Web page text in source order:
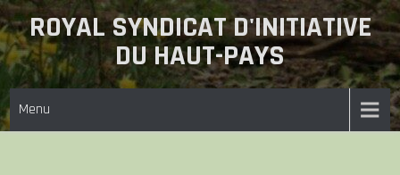
Skip
to
content
ROYAL SYNDICAT D'INITIATIVE
DU HAUT-PAYS
Menu